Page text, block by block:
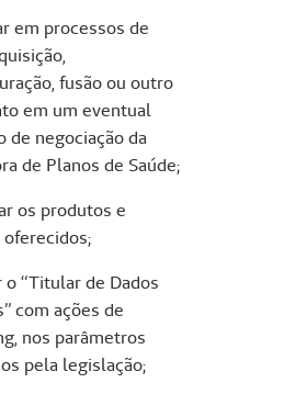
em processos de
fusão ou outro
em um eventual
de negociação da
de Planos de Saúde;
os produtos e
o “Titular de Dados
com ações de
nos parâmetros
pela legislação;